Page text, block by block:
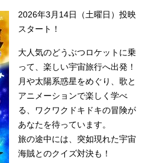
2026年3月14日（土曜日）投映
スタート！
大人気のどうぶつロケットに乗
って、楽しい宇宙旅行へ出発！
月や太陽系惑星をめぐり、歌と
アニメーションで楽しく学べ
る、ワクワクドキドキの冒険が
あなたを待っています。
旅の途中には、突如現れた宇宙
海賊とのクイズ対決も！